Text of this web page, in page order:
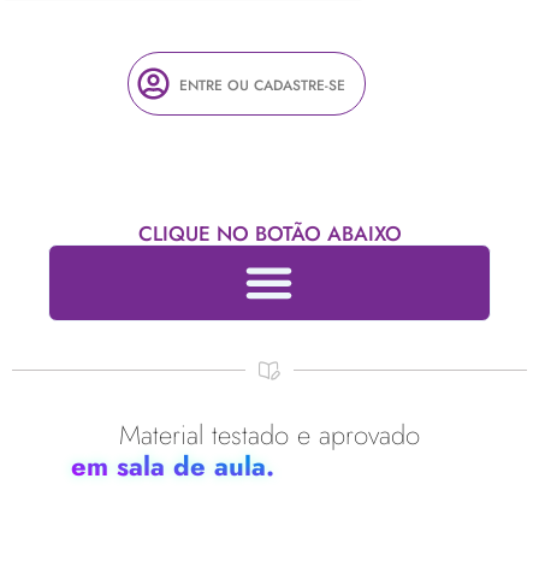
ENTRE OU CADASTRE-SE
CLIQUE NO BOTÃO ABAIXO
Material testado e aprovado
em sala de aula.